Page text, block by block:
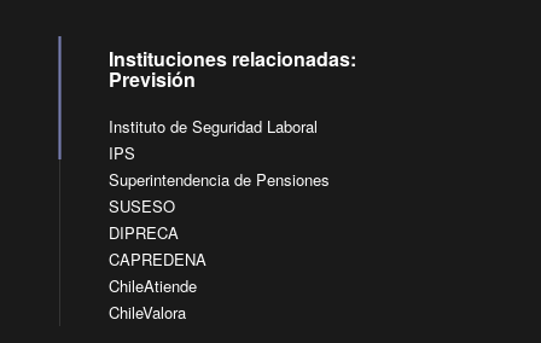
Instituciones relacionadas:
Previsión
Instituto de Seguridad Laboral
IPS
Superintendencia de Pensiones
SUSESO
DIPRECA
CAPREDENA
ChileAtiende
ChileValora